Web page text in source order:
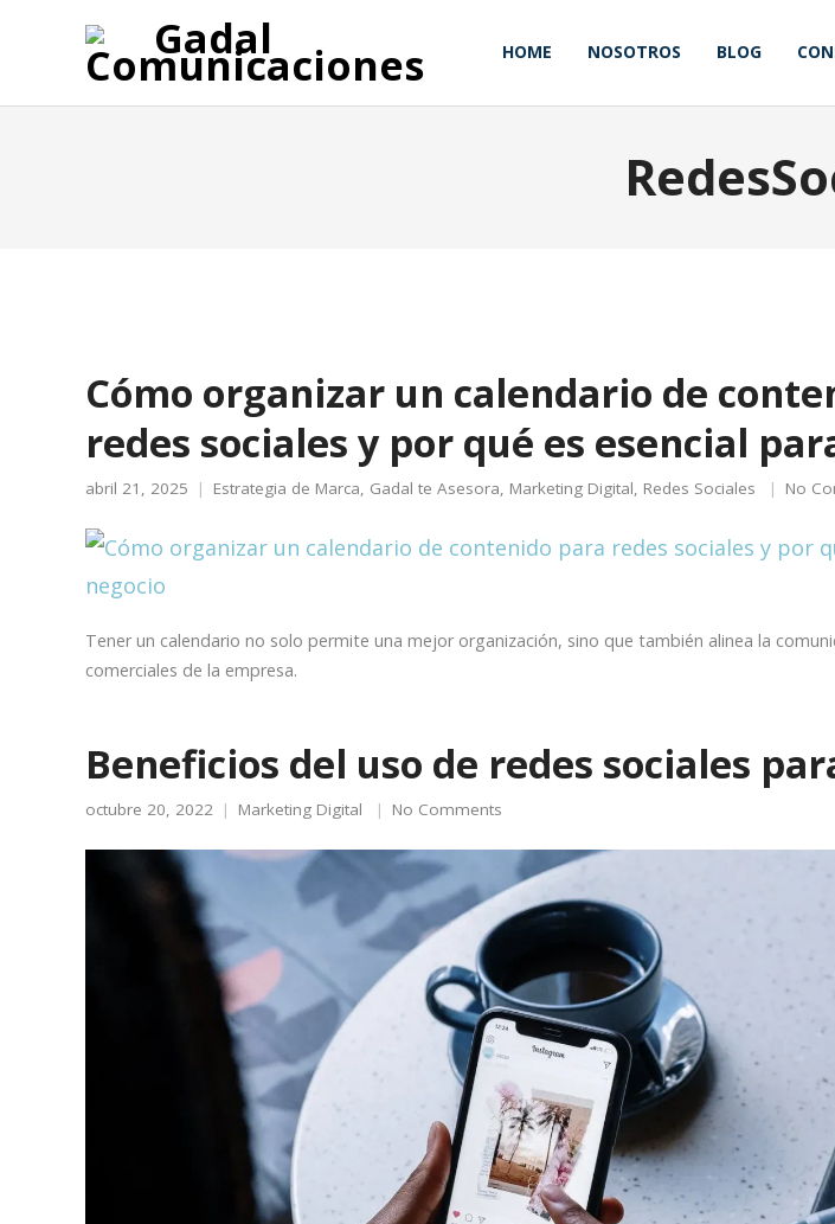
HOME NOSOTROS BLOG
Cómo organizar un calendario de
redes sociales y por qué es esencial
abril 21, 2025 Estrategia de Marca, Gadal te Asesora, Marketing Digital, Redes Sociales No
Tener un calendario no solo permite una mejor organización, sino que también alinea la
comerciales de la empresa.
Beneficios del uso de redes sociales
octubre 20, 2022 Marketing Digital No Comments